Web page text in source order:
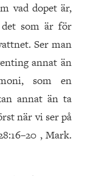
vad dopet är,
som är för
Ser man
annat än
som en
annat än ta
när vi ser på
, Mark.